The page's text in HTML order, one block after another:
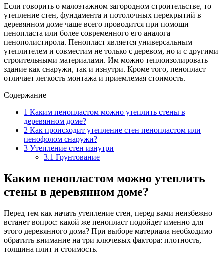
Если говорить о малоэтажном загородном строительстве, то
утепление стен, фундамента и потолочных перекрытий в
деревянном доме чаще всего проводится при помощи
пенопласта или более современного его аналога –
пенополистирола. Пенопласт является универсальным
утеплителем и совместим не только с деревом, но и с другими
строительными материалами. Им можно теплоизолировать
здание как снаружи, так и изнутри. Кроме того, пенопласт
отличает легкость монтажа и приемлемая стоимость.
Содержание
1 Каким пенопластом можно утеплить стены в
деревянном доме?
2 Как происходит утепление стен пенопластом или
пенофолом снаружи?
3 Утепление стен изнутри
3.1 Грунтование
Каким пенопластом можно утеплить
стены в деревянном доме?
Перед тем как начать утепление стен, перед вами неизбежно
встанет вопрос: какой же пенопласт подойдет именно для
этого деревянного дома? При выборе материала необходимо
обратить внимание на три ключевых фактора: плотность,
толщина плит и стоимость.